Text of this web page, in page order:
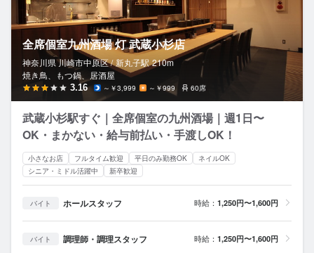
全席個室九州酒場 灯 武蔵小杉店
神奈川県 川崎市中原区 / 新丸子駅 210m
焼き鳥、もつ鍋、居酒屋
3.16 ～￥3,999 ～￥999 60席
武蔵小杉駅すぐ｜全席個室の九州酒場｜週1日〜
OK・まかない・給与前払い・手渡しOK！
小さなお店 フルタイム歓迎 平日のみ勤務OK
ネイルOK
シニア・ミドル活躍中
新卒歓迎
バイト ホールスタッフ 時給： 1,250円〜1,600円
バイト 調理師・調理スタッフ 時給： 1,250円〜1,600円